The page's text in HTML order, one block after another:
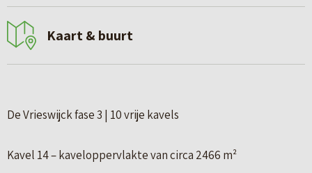
Kaart & buurt
De Vrieswijck fase 3 | 10 vrije kavels
Kavel 14 – kaveloppervlakte van circa 2466 m²